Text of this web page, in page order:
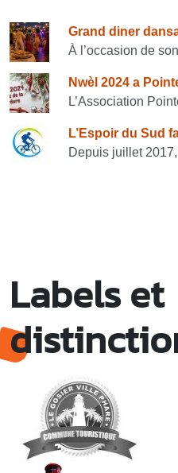
ConsulterGrand diner
À l’occasion de
Nwèl 2024 a
L’Association
L’Espoir du Sud
Depuis juillet
Labels et